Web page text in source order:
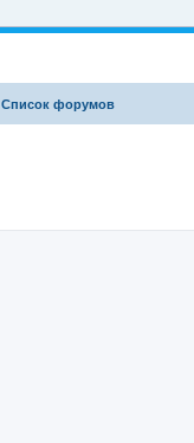
Список форумов